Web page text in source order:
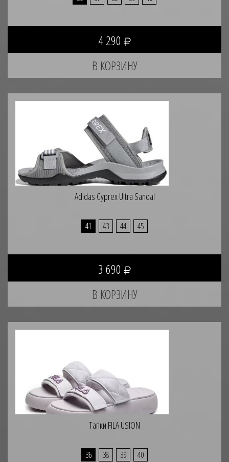
4 290
Adidas Cyprex Ultra Sandal
41 43 44 45
3 690
Тапки FILA USION
36 38 39 40